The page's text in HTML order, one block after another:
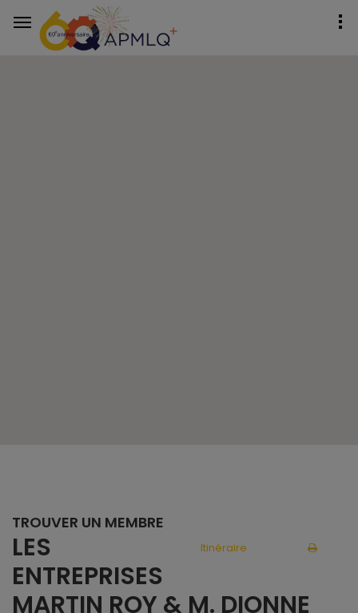
TROUVER UN MEMBRE
Itinéraire
LES
ENTREPRISES
MARTIN ROY & M. DIONNE